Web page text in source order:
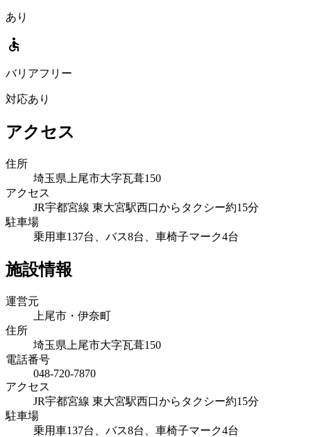
あり
accessible
バリアフリー
対応あり
アクセス
住所
埼玉県上尾市大字瓦葺150
アクセス
JR宇都宮線 東大宮駅西口からタクシー約15分
駐車場
乗用車137台、バス8台、車椅子マーク4台
施設情報
運営元
上尾市・伊奈町
住所
埼玉県上尾市大字瓦葺150
電話番号
048-720-7870
アクセス
JR宇都宮線 東大宮駅西口からタクシー約15分
駐車場
乗用車137台、バス8台、車椅子マーク4台